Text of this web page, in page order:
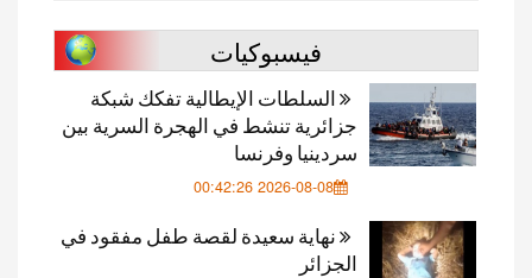
فيسبوكيات
السلطات الإيطالية تفكك شبكة
جزائرية تنشط في الهجرة السرية بين
سردينيا وفرنسا
2026-08-08 00:42:26
نهاية سعيدة لقصة طفل مفقود في
الجزائر